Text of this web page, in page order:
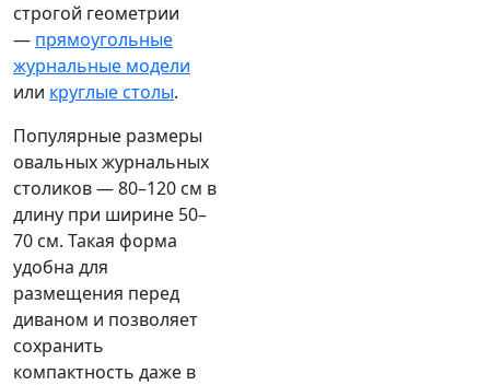
строгой геометрии
— прямоугольные
журнальные модели
или круглые столы.
Популярные размеры
овальных журнальных
столиков — 80–120 см в
длину при ширине 50–
70 см. Такая форма
удобна для
размещения перед
диваном и позволяет
сохранить
компактность даже в